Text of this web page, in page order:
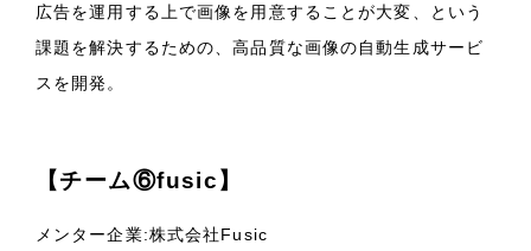
広告を運用する上で画像を用意することが大変、という
課題を解決するための、高品質な画像の自動生成サービ
スを開発。
【チーム⑥fusic】
メンター企業:株式会社Fusic